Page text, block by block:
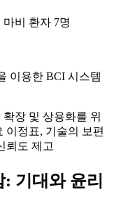
마비 환자 7명
이용한 BCI 시스템
확장 및 상용화를 위
이정표, 기술의 보편
뢰도 제고
기대와 윤리